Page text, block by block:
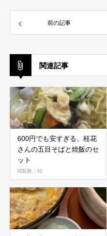
前の記事
関連記事
600円でも安すぎる、桂花
さんの五目そばと焼飯のセ
ット
閲覧数：32